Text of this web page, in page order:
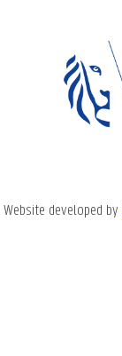
Website developed by